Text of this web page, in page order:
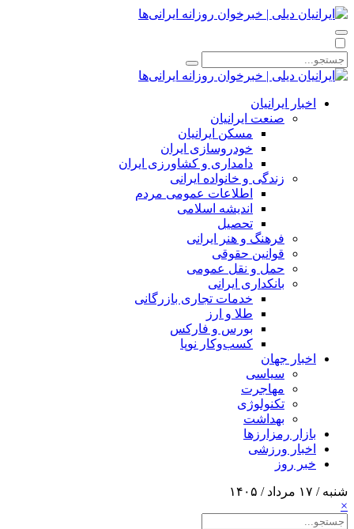
اخبار ایرانیان
صنعت ایرانیان
مسکن ایرانیان
خودروسازی ایران
دامداری و کشاورزی ایران
زندگی و خانواده ایرانی
اطلاعات عمومی مردم
اندیشه اسلامی
تحصیل
فرهنگ و هنر ایرانی
قوانین حقوقی
حمل و نقل عمومی
بانکداری ایرانی
خدمات تجاری بازرگانی
طلا و ارز
بورس و فارکس
کسب‌وکار نوپا
اخبار جهان
سیاسی
مهاجرت
تکنولوژی
بهداشت
بازار رمزارزها
اخبار ورزشی
خبر روز
شنبه / ۱۷ مرداد / ۱۴۰۵
×